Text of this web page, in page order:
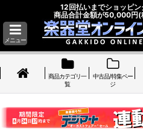
12回払いまでショッピン
商品合計金額が50,000円(
メニュー
商品カテゴリ一
覧
中古品/特集ペー
ジ